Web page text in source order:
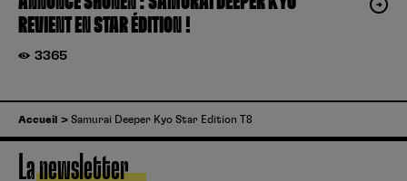
REVIENT EN STAR ÉDITION !
3365
Accueil Samurai Deeper Kyo Star Edition T8
La newsletter